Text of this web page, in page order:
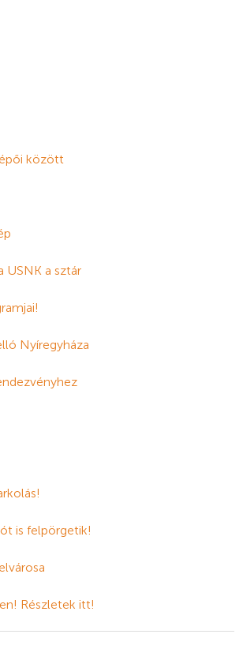
között
USNK a sztár
Nyíregyháza
is felpörgetik!
Részletek itt!